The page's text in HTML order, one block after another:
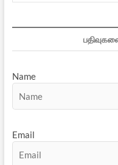
Name
Email